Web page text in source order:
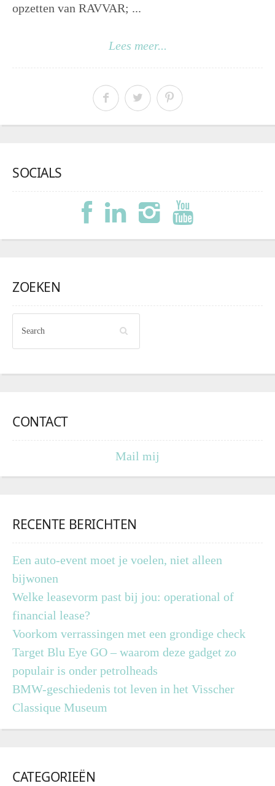
opzetten van RAVVAR; ...
Lees meer...
SOCIALS
ZOEKEN
CONTACT
Mail mij
RECENTE BERICHTEN
Een auto-event moet je voelen, niet alleen
bijwonen
Welke leasevorm past bij jou: operational of
financial lease?
Voorkom verrassingen met een grondige check
Target Blu Eye GO – waarom deze gadget zo
populair is onder petrolheads
BMW-geschiedenis tot leven in het Visscher
Classique Museum
CATEGORIEËN